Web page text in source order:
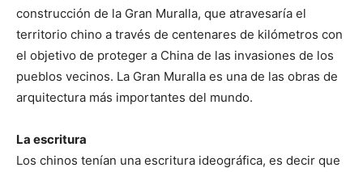
construcción de la Gran Muralla, que atravesaría el
territorio chino a través de centenares de kilómetros con
el objetivo de proteger a China de las invasiones de los
pueblos vecinos. La Gran Muralla es una de las obras de
arquitectura más importantes del mundo.
La escritura
Los chinos tenían una escritura ideográfica, es decir que